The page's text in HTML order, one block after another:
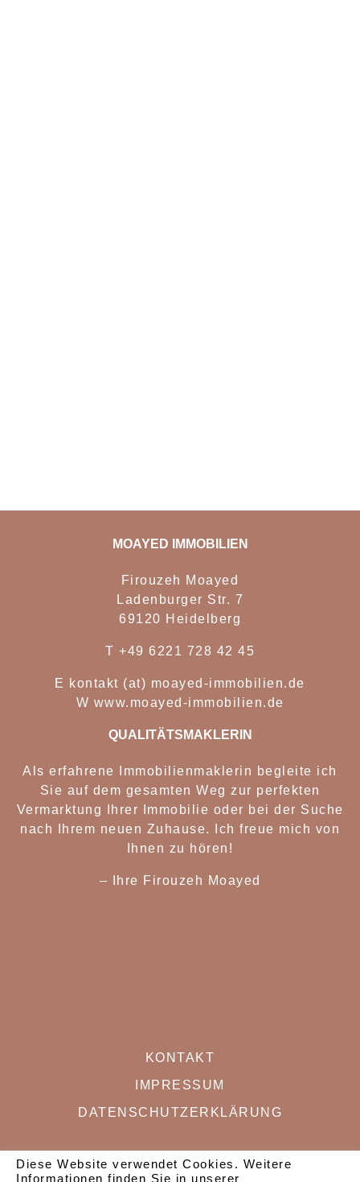
MOAYED IMMOBILIEN
Firouzeh Moayed
Ladenburger Str. 7
69120 Heidelberg
T +49 6221 728 42 45
E kontakt (at) moayed-immobilien.de
W www.moayed-immobilien.de
QUALITÄTSMAKLERIN
Als erfahrene Immobilienmaklerin begleite ich
Sie auf dem gesamten Weg zur perfekten
Vermarktung Ihrer Immobilie oder bei der Suche
nach Ihrem neuen Zuhause. Ich freue mich von
Ihnen zu hören!
– Ihre Firouzeh Moayed
KONTAKT
IMPRESSUM
DATENSCHUTZERKLÄRUNG
SOCIAL MEDIA
Diese Website verwendet Cookies. Weitere
Informationen finden Sie in unserer